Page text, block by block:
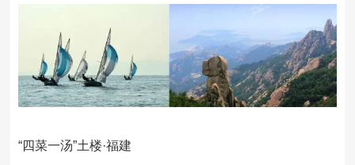
“四菜一汤”土楼·福建